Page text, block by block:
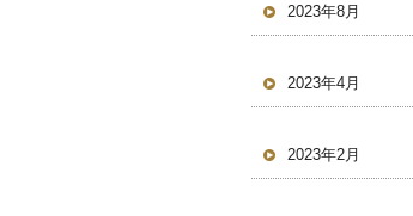
2023年8月
2023年4月
2023年2月